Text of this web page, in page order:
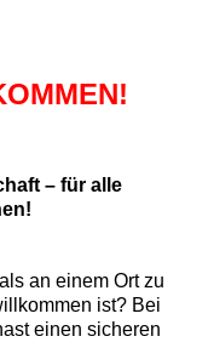
– für alle
an einem Ort zu
ist? Bei
einen sicheren